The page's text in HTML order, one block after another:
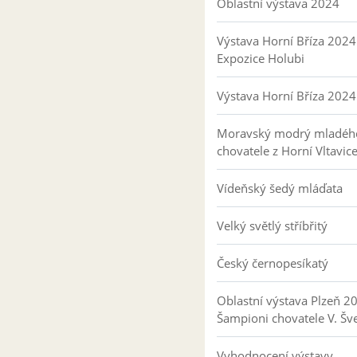
Oblastní výstava 2024
Výstava Horní Bříza 2024
Expozice Holubi
Výstava Horní Bříza 2024
Moravský modrý
chovatele z Horní Vltavice
Vídeňský šedý mláďata
Velký světlý stříbřitý
Český černopesíkatý
Oblastní výstava Plzeň
Šampioni chovatele V.